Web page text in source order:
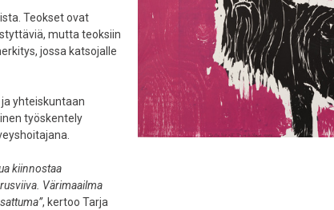
Teokset ovat
mutta teoksiin
jossa katsojalle
yhteiskuntaan
työskentely
kiinnostaa
Värimaailma
, kertoo Tarja